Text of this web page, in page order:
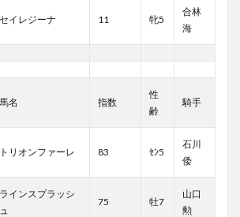
セイレジーナ 11 牝5
合林
海
馬名 指数
性
齢
騎手
トリオンファーレ 83 ｾﾝ5
石川
倭
ラインスプラッシ
ュ
75 牡7
山口
勲